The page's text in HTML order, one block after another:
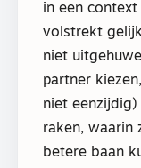
in een
volstrekt
niet
partner
niet
raken, waarin
betere baan